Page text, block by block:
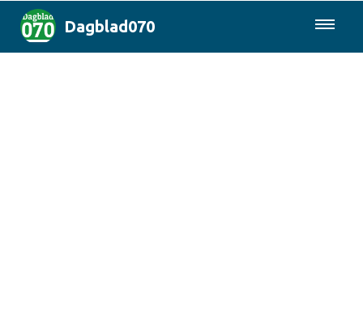
Dagblad070